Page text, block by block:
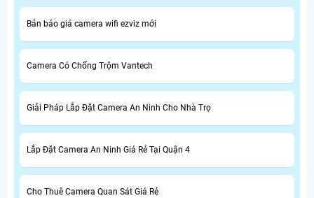
Bản báo giá camera wifi ezviz mới
Camera Có Chống Trộm Vantech
Giải Pháp Lắp Đặt Camera An Ninh Cho Nhà Trọ
Lắp Đặt Camera An Ninh Giá Rẻ Tại Quận 4
Cho Thuê Camera Quan Sát Giá Rẻ